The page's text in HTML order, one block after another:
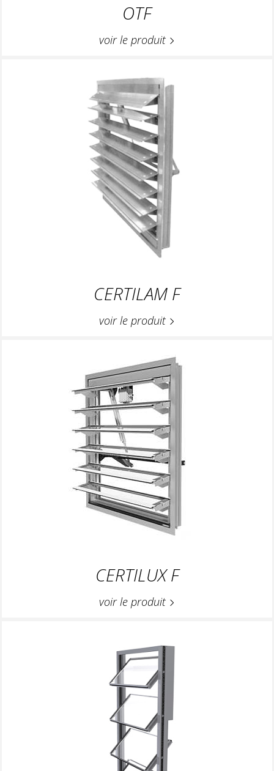
OTF
voir le produit
CERTILAM F
voir le produit
CERTILUX F
voir le produit